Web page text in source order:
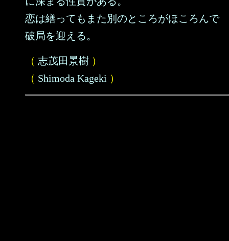
恋は繕ってもまた別のところがほころんで
破局を迎える。
（ 志茂田景樹 ）
（ Shimoda Kageki ）